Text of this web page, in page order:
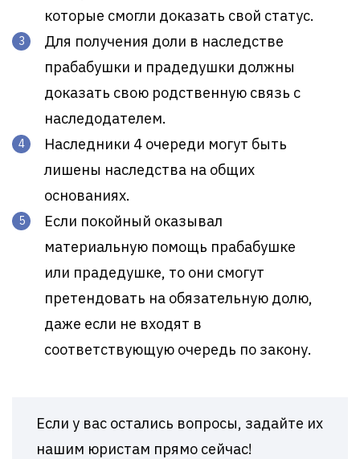
которые смогли доказать свой статус.
Для получения доли в наследстве
прабабушки и прадедушки должны
доказать свою родственную связь с
наследодателем.
Наследники 4 очереди могут быть
лишены наследства на общих
основаниях.
Если покойный оказывал
материальную помощь прабабушке
или прадедушке, то они смогут
претендовать на обязательную долю,
даже если не входят в
соответствующую очередь по закону.
Если у вас остались вопросы, задайте их
нашим юристам прямо сейчас!